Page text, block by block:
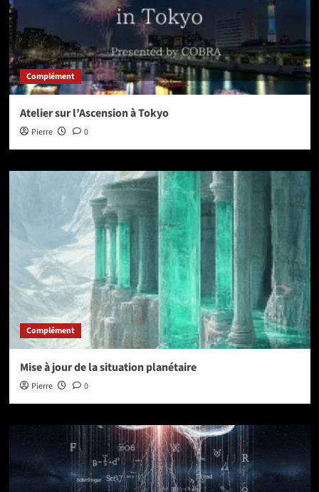
Complément
Atelier sur l’Ascension à Tokyo
Pierre 0
Complément
Mise à jour de la situation planétaire
Pierre 0